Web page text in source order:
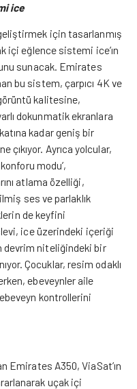
ice
için tasarlanmış
içi eğlence sistemi ice’ın
sunacak. Emirates
bu sistem, çarpıcı 4K ve
kalitesine,
dokunmatik ekranlara
kadar geniş bir
çıkıyor. Ayrıca yolcular,
konforu modu’,
atlama özelliği,
ses ve parlaklık
de keyfini
ice üzerindeki içeriği
devrim niteliğindeki bir
Çocuklar, resim odaklı
ebeveynler aile
kontrollerini
Emirates A350, ViaSat’ın
uçak içi